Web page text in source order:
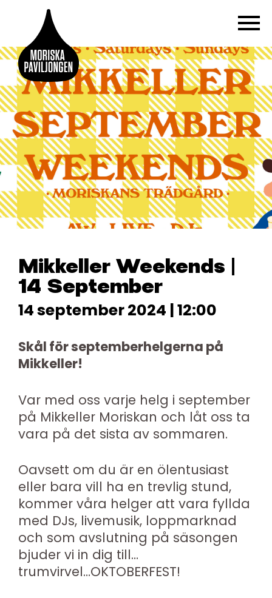
Mikkeller Weekends |
14 September
14 september 2024 | 12:00
Skål för septemberhelgerna på
Mikkeller!
Var med oss varje helg i september
på Mikkeller Moriskan och låt oss ta
vara på det sista av sommaren.
Oavsett om du är en ölentusiast
eller bara vill ha en trevlig stund,
kommer våra helger att vara fyllda
med DJs, livemusik, loppmarknad
och som avslutning på säsongen
bjuder vi in dig till…
trumvirvel…OKTOBERFEST!